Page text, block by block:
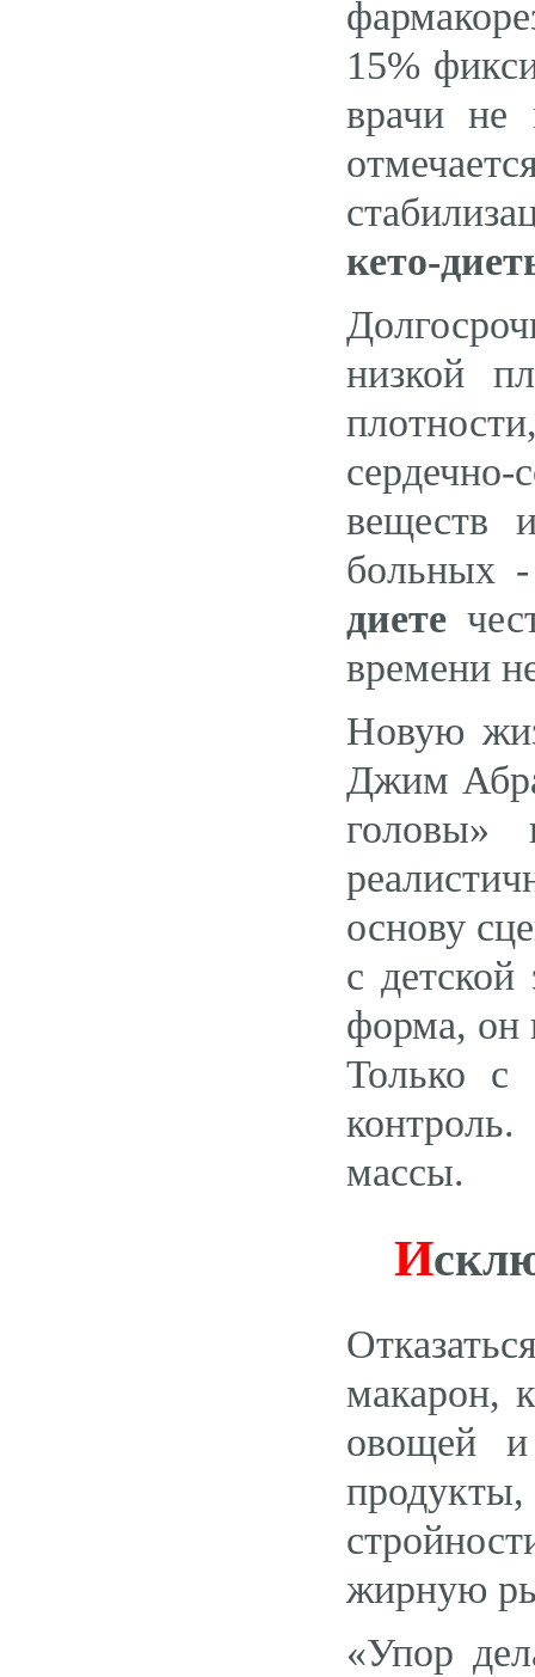
15%
врачи не
кето-
низкой
веществ
больных
диете
времени
Новую
Джим
головы»
основу
с
форма, он
Только с
массы.
И
макарон,
овощей
жирную
«Упор